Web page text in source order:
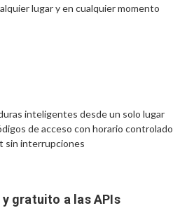
lugary en cualquier momento
inteligentes desde un solo lugar
de acceso con horario controlado
sin interrupciones
gratuito a las APIs